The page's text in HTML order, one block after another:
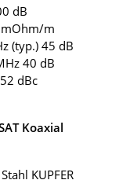
dB
mOhm/m
(typ.) 45 dB
40 dB
dBc
Koaxial
KUPFER